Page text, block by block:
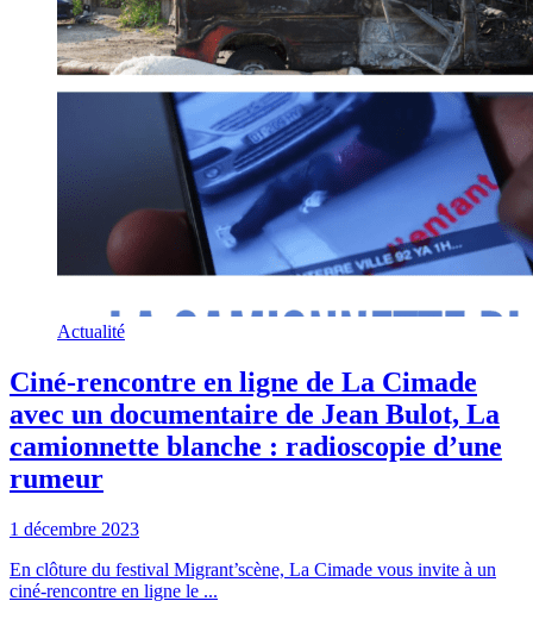
Actualité
Ciné-rencontre en ligne de La Cimade
avec un documentaire de Jean Bulot, La
camionnette blanche : radioscopie d’une
rumeur
1 décembre 2023
En clôture du festival Migrant’scène, La Cimade vous invite à un
ciné-rencontre en ligne le ...